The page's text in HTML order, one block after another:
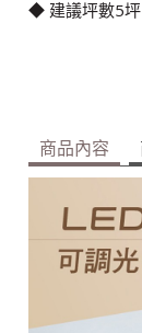
◆ 建議坪數5坪
商品內容